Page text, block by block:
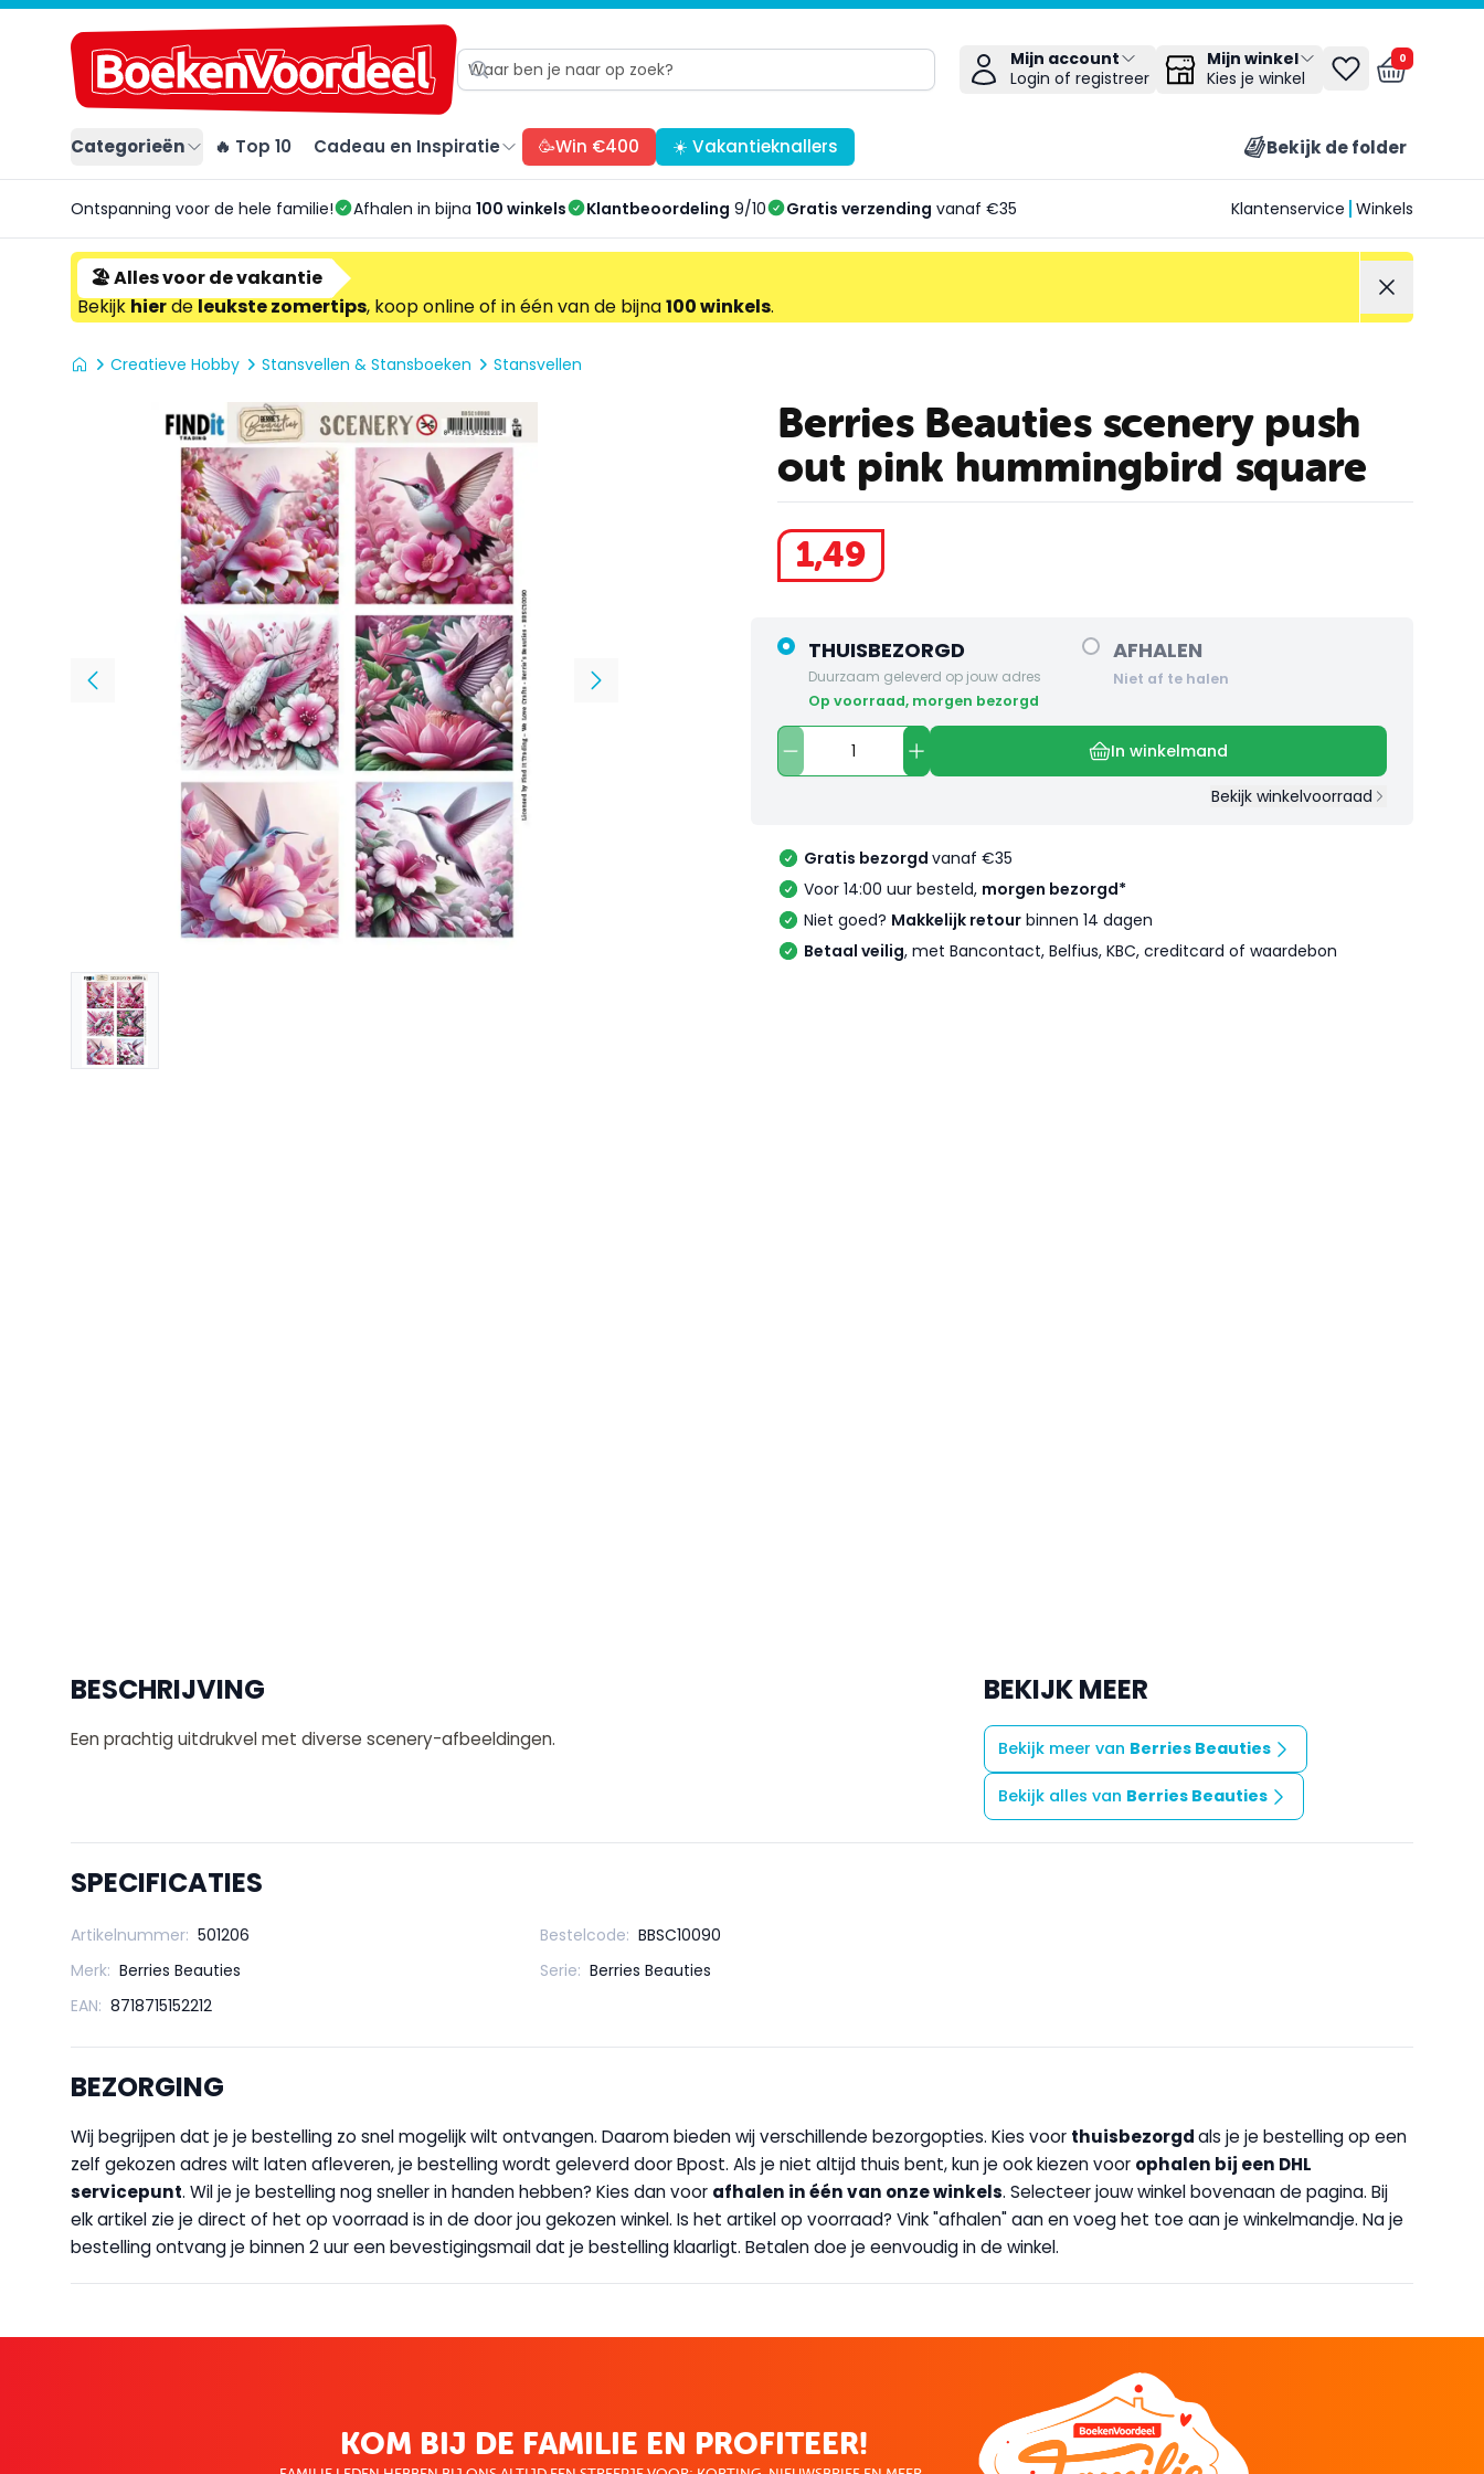
Mijn account
Login of registreer
Mijn winkel
Kies je winkel
0
Categorieën 🔥 Top 10 Cadeau en Inspiratie 🥳Win €400 ☀️ Vakantieknallers Bekijk de folder
Ontspanning voor de hele familie! Afhalen in bijna 100 winkels Klantbeoordeling 9/10 Gratis verzending vanaf €35 Klantenservice Winkels
🏖️ Alles voor de vakantie
Bekijkhierdeleukste zomertips, koop online of in één van de bijna100 winkels.
Creatieve Hobby Stansvellen & Stansboeken Stansvellen
Berries Beauties scenery push
out pink hummingbird square
1,49
THUISBEZORGD
Duurzaam geleverd op jouw adres
op voorraad, morgen bezorgd
AFHALEN
Niet af te halen
In winkelmand
Bekijk winkelvoorraad
Gratis bezorgd vanaf €35
Voor 14:00 uur besteld, morgen bezorgd*
Niet goed? Makkelijk retour binnen 14 dagen
Betaal veilig, met Bancontact, Belfius, KBC, creditcard of waardebon
BEKIJK MEER
Bekijk meer van Berries Beauties
Bekijk alles van Berries Beauties
BESCHRIJVING
Een prachtig uitdrukvel met diverse scenery-afbeeldingen.
SPECIFICATIES
Artikelnummer: 501206 Bestelcode: BBSC10090
Merk: Berries Beauties Serie: Berries Beauties
EAN: 8718715152212
BEZORGING
Wij begrijpen dat je je bestelling zo snel mogelijk wilt ontvangen. Daarom bieden wij verschillende bezorgopties. Kies voor thuisbezorgdals je je bestelling op een
zelf gekozen adres wilt laten afleveren, je bestelling wordt geleverd door Bpost. Als je niet altijd thuis bent, kun je ook kiezen voor ophalen bij een DHL
servicepunt. Wil je je bestelling nog sneller in handen hebben? Kies dan voor afhalen in één van onze winkels. Selecteer jouw winkel bovenaan de pagina. Bij
elk artikel zie je direct of het op voorraad is in de door jou gekozen winkel. Is het artikel op voorraad? Vink "afhalen" aan en voeg het toe aan je winkelmandje. Na je
bestelling ontvang je binnen 2 uur een bevestigingsmail dat je bestelling klaarligt. Betalen doe je eenvoudig in de winkel.
KOM BIJ DE FAMILIE EN PROFITEER!